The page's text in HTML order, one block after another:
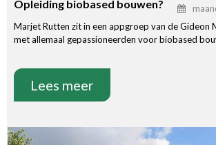
Opleiding biobased bouwen?
Marjet Rutten zit in een appgroep van de Gideon
met allemaal gepassioneerden voor biobased
Lees meer